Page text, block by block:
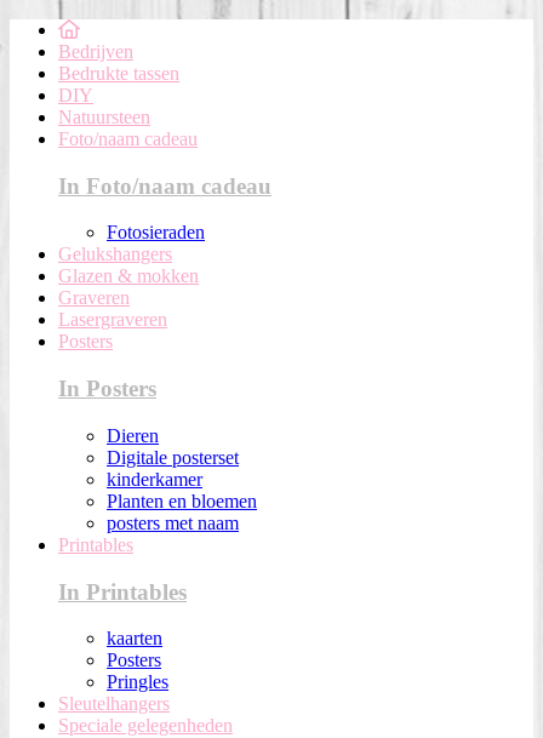
Bedrijven
Bedrukte tassen
DIY
Natuursteen
Foto/naam cadeau
In Foto/naam cadeau
Fotosieraden
Gelukshangers
Glazen & mokken
Graveren
Lasergraveren
Posters
In Posters
Dieren
Digitale posterset
kinderkamer
Planten en bloemen
posters met naam
Printables
In Printables
kaarten
Posters
Pringles
Sleutelhangers
Speciale gelegenheden